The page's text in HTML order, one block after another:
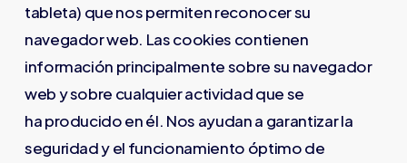
tableta) que nos permiten reconocer su
navegador web. Las cookies contienen
información principalmente sobre su navegador
web y sobre cualquier actividad que se
ha producido en él. Nos ayudan a garantizar la
seguridad y el funcionamiento óptimo de